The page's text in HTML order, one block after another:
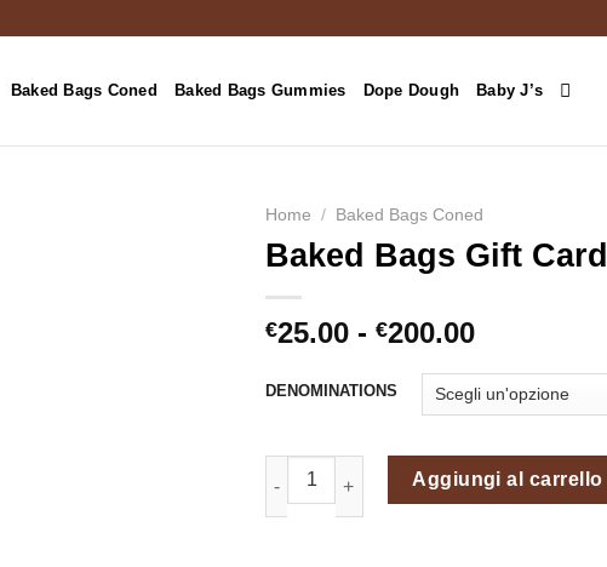
Baked Bags Coned Baked Bags Gummies Dope Dough Baby J’s
Home / Baked Bags Coned
Baked Bags Gift Card
€25.00 - €200.00Fascia
prezzo:
da
€25.00
a
€200.00
DENOMINATIONS
Baked Bags Gift Card quantità
Aggiungi al carrello